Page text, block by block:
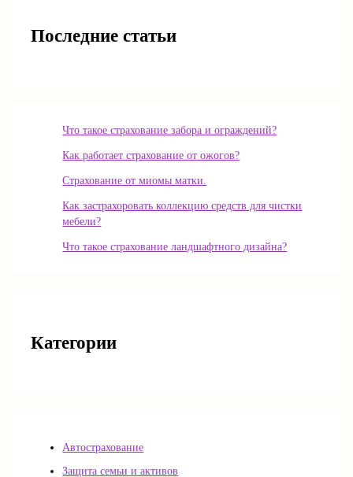
Последние статьи
Что такое страхование забора и ограждений?
Как работает страхование от ожогов?
Страхование от миомы матки.
Как застрахоровать коллекцию средств для чистки
мебели?
Что такое страхование ландшафтного дизайна?
Категории
Автострахование
Защита семьи и активов